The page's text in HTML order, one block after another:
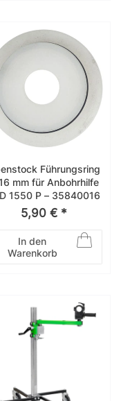
Führungsring
mm für Anbohrhilfe
1550 P – 35840016
5,90 € *
In den
Warenkorb